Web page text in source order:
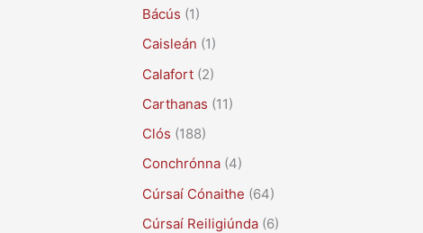
Bácús (1)
Caisleán (1)
Calafort (2)
Carthanas (11)
Clós (188)
Conchrónna (4)
Cúrsaí Cónaithe (64)
Cúrsaí Reiligiúnda (6)